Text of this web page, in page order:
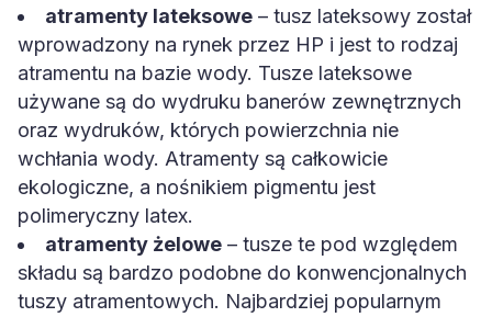
atramenty lateksowe – tusz lateksowy został
wprowadzony na rynek przez HP i jest to rodzaj
atramentu na bazie wody. Tusze lateksowe
używane są do wydruku banerów zewnętrznych
oraz wydruków, których powierzchnia nie
wchłania wody. Atramenty są całkowicie
ekologiczne, a nośnikiem pigmentu jest
polimeryczny latex.
atramenty żelowe – tusze te pod względem
składu są bardzo podobne do konwencjonalnych
tuszy atramentowych. Najbardziej popularnym